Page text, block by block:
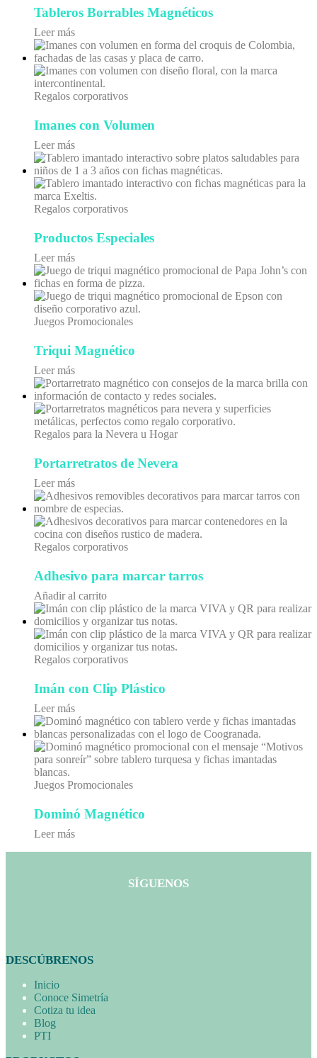
Tableros Borrables Magnéticos
Leer más
Regalos corporativos
Imanes con Volumen
Leer más
Regalos corporativos
Productos Especiales
Leer más
Juegos Promocionales
Triqui Magnético
Leer más
Regalos para la Nevera u Hogar
Portarretratos de Nevera
Leer más
Regalos corporativos
Adhesivo para marcar tarros
Añadir al carrito
Regalos corporativos
Imán con Clip Plástico
Leer más
Juegos Promocionales
Dominó Magnético
Leer más
SÍGUENOS
DESCÚBRENOS
Inicio
Conoce Simetría
Cotiza tu idea
Blog
PTI